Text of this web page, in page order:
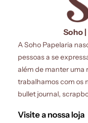
Soho
A Soho Papelaria
pessoas a se
além de manter uma
trabalhamos com os
bullet journal,
Visite a nossa loja